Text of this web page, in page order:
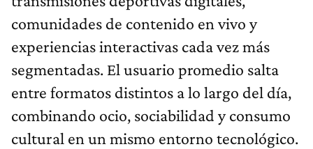
comunidades de contenido en vivo y
experiencias interactivas cada vez más
segmentadas. El usuario promedio salta
entre formatos distintos a lo largo del día,
combinando ocio, sociabilidad y consumo
cultural en un mismo entorno tecnológico.